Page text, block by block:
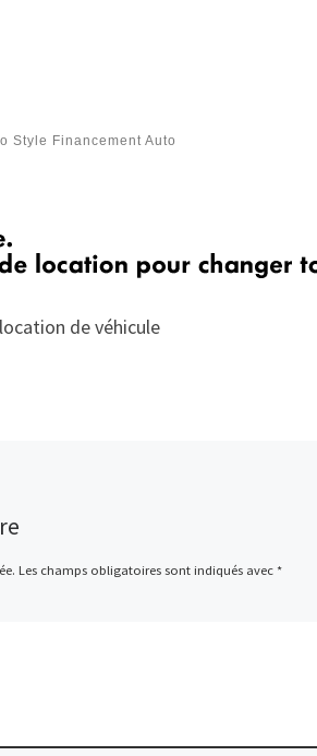
Style Financement Auto
de véhicule
Les champs obligatoires sont indiqués avec *